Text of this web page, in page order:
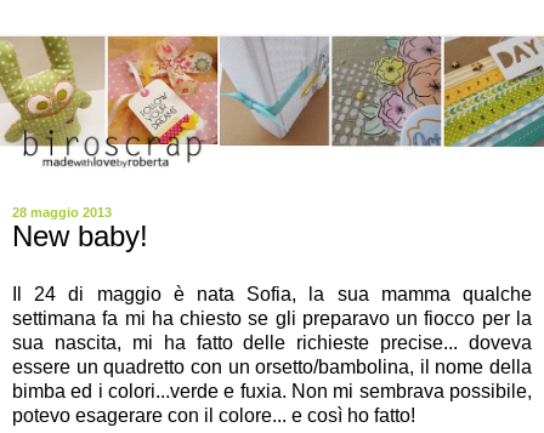
28 maggio 2013
New baby!
Il 24 di maggio è nata Sofia, la sua mamma qualche
settimana fa mi ha chiesto se gli preparavo un fiocco per la
sua nascita, mi ha fatto delle richieste precise... doveva
essere un quadretto con un orsetto/bambolina, il nome della
bimba ed i colori...verde e fuxia. Non mi sembrava possibile,
potevo esagerare con il colore... e così ho fatto!